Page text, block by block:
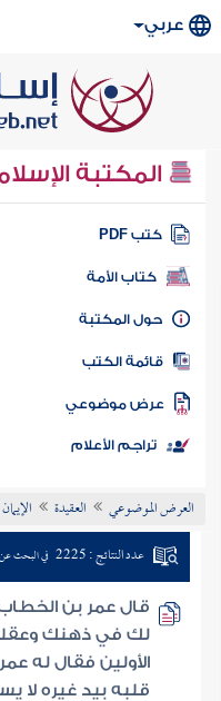
عربي
المكتبة
كتب PDF
كتاب الأمة
المكتبة
الكتب
موضوعي
تراجم الأعلام
العرض الموضوعي العقيدة الإيمان
عدد النتائج : 2225 في البحث
قال عمر بن
لك في ذهنك
الأولين فقال له
قلبه بيد غيره لا